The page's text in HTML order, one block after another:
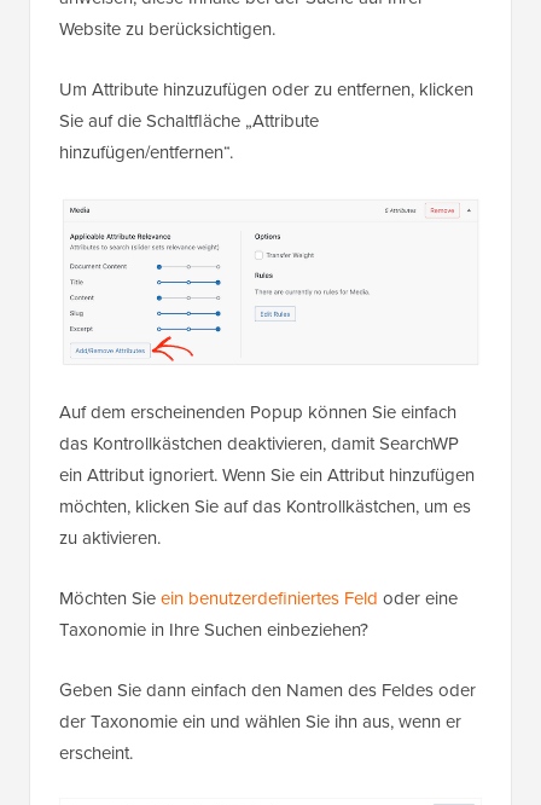
Website zu berücksichtigen.
Um Attribute hinzuzufügen oder zu entfernen, klicken
Sie auf die Schaltfläche „Attribute
hinzufügen/entfernen“.
Auf dem erscheinenden Popup können Sie einfach
das Kontrollkästchen deaktivieren, damit SearchWP
ein Attribut ignoriert. Wenn Sie ein Attribut hinzufügen
möchten, klicken Sie auf das Kontrollkästchen, um es
zu aktivieren.
Möchten Sieein benutzerdefiniertes Feld oder eine
Taxonomie in Ihre Suchen einbeziehen?
Geben Sie dann einfach den Namen des Feldes oder
der Taxonomie ein und wählen Sie ihn aus, wenn er
erscheint.